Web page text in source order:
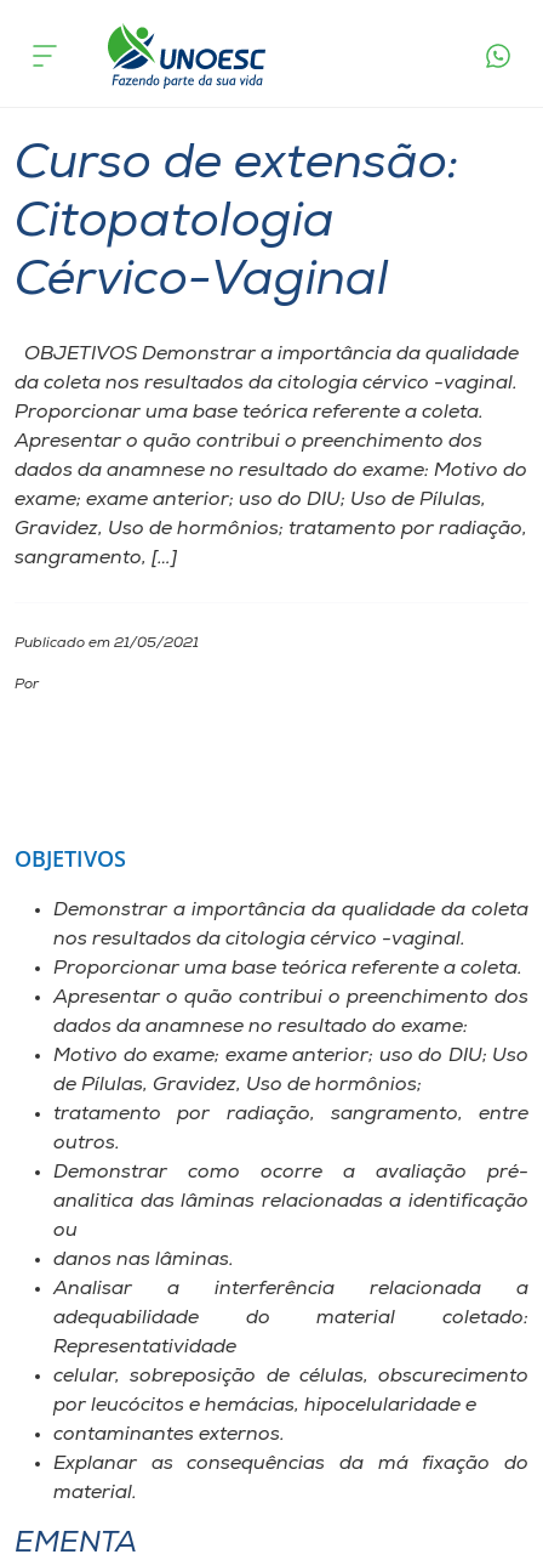
Cursos
Pesquisa
Atendimento ao Estudante
Portal de Ensino
A
Unoesc
Internacionalização
Editora
Rádio
Museu
Unoesc
Store
Selecione
o idioma
acontece
Curso de extensão:
Citopatologia
Cérvico-Vaginal
OBJETIVOS Demonstrar a importância da qualidade
da coleta nos resultados da citologia cérvico -vaginal.
Proporcionar uma base teórica referente a coleta.
Apresentar o quão contribui o preenchimento dos
dados da anamnese no resultado do exame: Motivo do
exame; exame anterior; uso do DIU; Uso de Pílulas,
Gravidez, Uso de hormônios; tratamento por radiação,
sangramento, […]
Publicado em 21/05/2021
Por
OBJETIVOS
Demonstrar a importância da qualidade da coleta
nos resultados da citologia cérvico -vaginal.
Proporcionar uma base teórica referente a coleta.
Apresentar o quão contribui o preenchimento dos
dados da anamnese no resultado do exame:
Motivo do exame; exame anterior; uso do DIU; Uso
de Pílulas, Gravidez, Uso de hormônios;
tratamento por radiação, sangramento, entre
outros.
Demonstrar como ocorre a avaliação pré-
analitica das lâminas relacionadas a identificação
ou
danos nas lâminas.
Analisar a interferência relacionada a
adequabilidade do material coletado:
Representatividade
celular, sobreposição de células, obscurecimento
por leucócitos e hemácias, hipocelularidade e
contaminantes externos.
Explanar as consequências da má fixação do
material.
EMENTA